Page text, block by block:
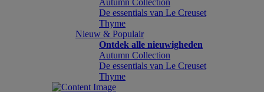
Autumn Collection
De essentials van Le Creuset
Thyme
Nieuw & Populair
Ontdek alle nieuwigheden
Autumn Collection
De essentials van Le Creuset
Thyme